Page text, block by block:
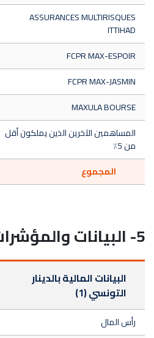
ASSURANCES MULTIRISQUES
ITTIHAD
FCPR MAX-ESPOIR
FCPR MAX-JASMIN
MAXULA BOURSE
المساهمين الآخرين الذين يملكون أقل
من 5٪
المجموع
5- البيانات والمؤشرات الرئيسية
البيانات المالية بالدينار
التونسي (1)
رأس المال